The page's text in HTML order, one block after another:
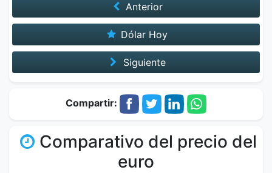
Anterior
Dólar Hoy
Siguiente
Compartir:
Comparativo del precio del
euro